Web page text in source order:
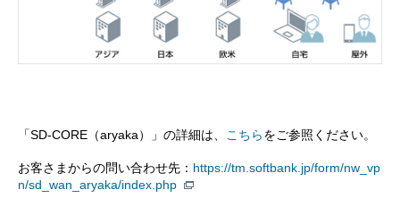
「SD-CORE（aryaka）」の詳細は、 こちらをご参照ください。
お客さまからの問い合わせ先： https://tm.softbank.jp/form/nw_vp
n/sd_wan_aryaka/index.php